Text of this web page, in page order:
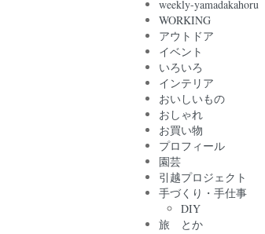
weekly-yamadakahoru
WORKING
アウトドア
イベント
いろいろ
インテリア
おいしいもの
おしゃれ
お買い物
プロフィール
園芸
引越プロジェクト
手づくり・手仕事
DIY
旅 とか